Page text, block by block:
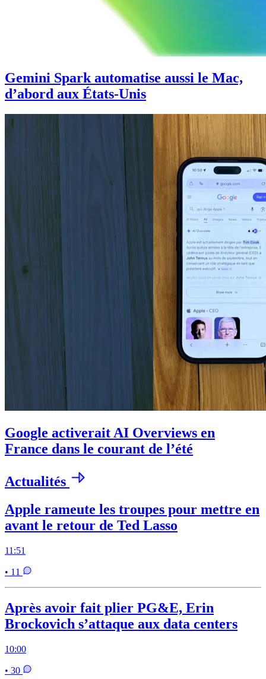
Gemini Spark automatise aussi le Mac,
d’abord aux États-Unis
Google activerait AI Overviews en
France dans le courant de l’été
Actualités
Apple rameute les troupes pour mettre en
avant le retour de Ted Lasso
11:51
• 11
Après avoir fait plier PG&E, Erin
Brockovich s’attaque aux data centers
10:00
• 30